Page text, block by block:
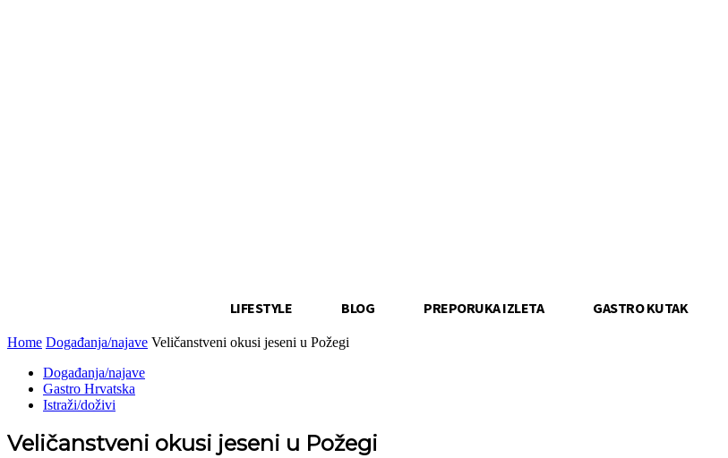
LIFESTYLE BLOG PREPORUKA IZLETA GASTRO KUTAK
Home Događanja/najave Veličanstveni okusi jeseni u Požegi
Događanja/najave
Gastro Hrvatska
Istraži/doživi
Veličanstveni okusi jeseni u Požegi